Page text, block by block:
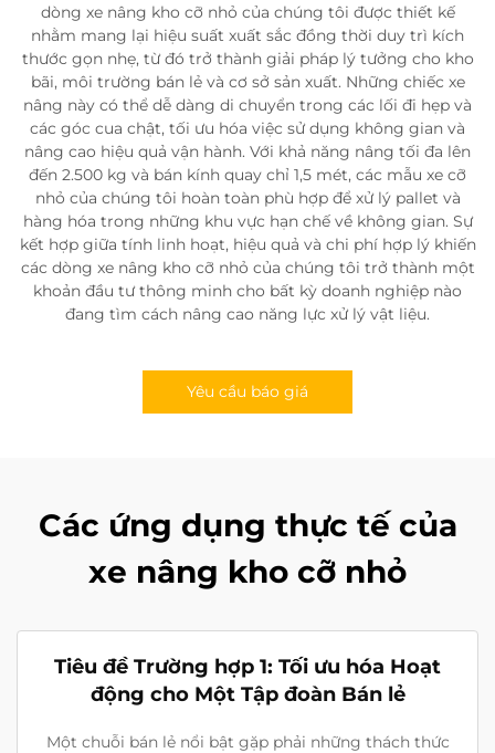
dòng xe nâng kho cỡ nhỏ của chúng tôi được thiết kế
nhằm mang lại hiệu suất xuất sắc đồng thời duy trì kích
thước gọn nhẹ, từ đó trở thành giải pháp lý tưởng cho kho
bãi, môi trường bán lẻ và cơ sở sản xuất. Những chiếc xe
nâng này có thể dễ dàng di chuyển trong các lối đi hẹp và
các góc cua chật, tối ưu hóa việc sử dụng không gian và
nâng cao hiệu quả vận hành. Với khả năng nâng tối đa lên
đến 2.500 kg và bán kính quay chỉ 1,5 mét, các mẫu xe cỡ
nhỏ của chúng tôi hoàn toàn phù hợp để xử lý pallet và
hàng hóa trong những khu vực hạn chế về không gian. Sự
kết hợp giữa tính linh hoạt, hiệu quả và chi phí hợp lý khiến
các dòng xe nâng kho cỡ nhỏ của chúng tôi trở thành một
khoản đầu tư thông minh cho bất kỳ doanh nghiệp nào
đang tìm cách nâng cao năng lực xử lý vật liệu.
Yêu cầu báo giá
Các ứng dụng thực tế của
xe nâng kho cỡ nhỏ
Tiêu đề Trường hợp 1: Tối ưu hóa Hoạt
động cho Một Tập đoàn Bán lẻ
Một chuỗi bán lẻ nổi bật gặp phải những thách thức